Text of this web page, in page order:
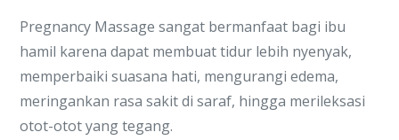
Pregnancy Massage sangat bermanfaat bagi ibu
hamil karena dapat membuat tidur lebih nyenyak,
memperbaiki suasana hati, mengurangi edema,
meringankan rasa sakit di saraf, hingga merileksasi
otot-otot yang tegang.